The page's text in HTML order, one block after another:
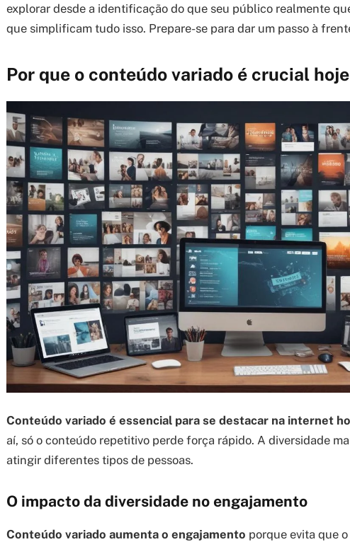
explorar desde a identificação do que seu público realmente
que simplificam tudo isso. Prepare-se para dar um passo à
Por que o conteúdo variado é crucial hoje
Conteúdo variado é essencial para se destacar na internet
aí, só o conteúdo repetitivo perde força rápido. A diversidade
atingir diferentes tipos de pessoas.
O impacto da diversidade no engajamento
Conteúdo variado aumenta o engajamento porque evita que